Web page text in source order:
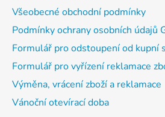
Všeobecné obchodní podmínky
Podmínky ochrany osobních údajů
Formulář pro odstoupení od kupní
Formulář pro vyřízení reklamace
Výměna, vrácení zboží a reklamace
Vánoční otevírací doba